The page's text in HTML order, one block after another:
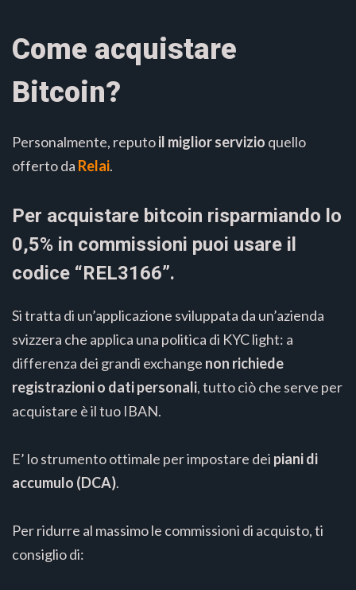
Come acquistare
Bitcoin?
Personalmente, reputoil miglior servizio quello
offerto da Relai.
Per acquistare bitcoin risparmiando lo
0,5% in commissioni puoi usare il
codice “REL3166”.
Si tratta di un’applicazione sviluppata da un’azienda
svizzera che applica una politica di KYC light: a
differenza dei grandi exchange non richiede
registrazioni o dati personali, tutto ciò che serve per
acquistare è il tuo IBAN.
E’ lo strumento ottimale per impostare dei piani di
accumulo (DCA).
Per ridurre al massimo le commissioni di acquisto, ti
consiglio di: